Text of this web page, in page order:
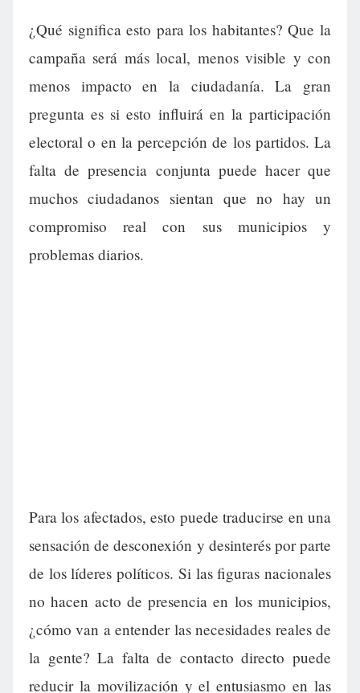
¿Qué significa esto para los habitantes? Que la
campaña será más local, menos visible y con
menos impacto en la ciudadanía. La gran
pregunta es si esto influirá en la participación
electoral o en la percepción de los partidos. La
falta de presencia conjunta puede hacer que
muchos ciudadanos sientan que no hay un
compromiso real con sus municipios y
problemas diarios.
Para los afectados, esto puede traducirse en una
sensación de desconexión y desinterés por parte
de los líderes políticos. Si las figuras nacionales
no hacen acto de presencia en los municipios,
¿cómo van a entender las necesidades reales de
la gente? La falta de contacto directo puede
reducir la movilización y el entusiasmo en las